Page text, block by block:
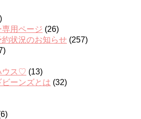
用ページ (26)
状況のお知らせ (257)
ウス♡ (13)
ーンズとは (32)